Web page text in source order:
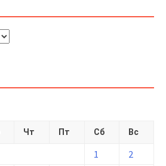
Чт Пт Сб Вс
1
2